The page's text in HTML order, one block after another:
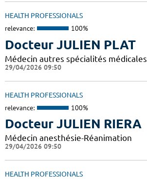
HEALTH PROFESSIONALS
relevance: 100%
Docteur JULIEN PLAT
Médecin autres spécialités médicales
29/04/2026 09:50
HEALTH PROFESSIONALS
relevance: 100%
Docteur JULIEN RIERA
Médecin anesthésie-Réanimation
29/04/2026 09:50
HEALTH PROFESSIONALS